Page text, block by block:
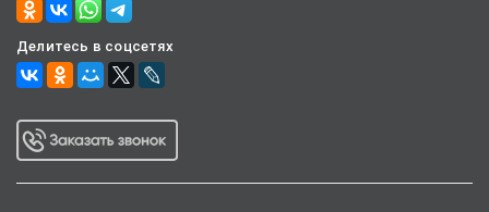
Делитесь в соцсетях